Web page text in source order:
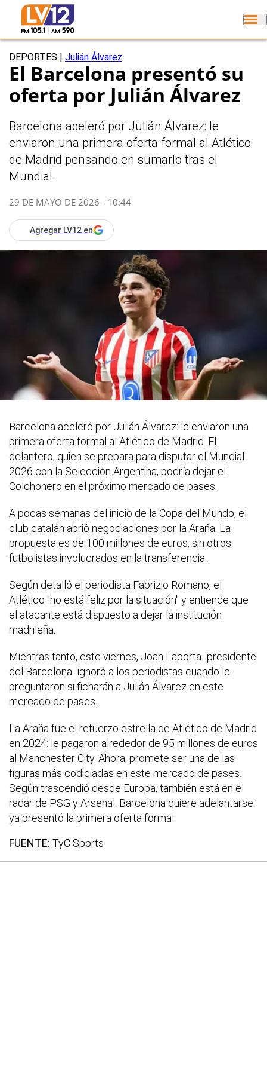
DEPORTES Julián Álvarez
El Barcelona presentó su
oferta por Julián Álvarez
Barcelona aceleró por Julián Álvarez: le
enviaron una primera oferta formal al Atlético
de Madrid pensando en sumarlo tras el
Mundial.
29 DE MAYO DE 2026 - 10:44
Agregar LV12 en
Barcelona aceleró por Julián Álvarez: le enviaron una
primera oferta formal al Atlético de Madrid. El
delantero, quien se prepara para disputar el Mundial
2026 con la Selección Argentina, podría dejar el
Colchonero en el próximo mercado de pases.
A pocas semanas del inicio de la Copa del Mundo, el
club catalán abrió negociaciones por la Araña. La
propuesta es de 100 millones de euros, sin otros
futbolistas involucrados en la transferencia.
Según detalló el periodista Fabrizio Romano, el
Atlético "no está feliz por la situación" y entiende que
el atacante está dispuesto a dejar la institución
madrileña.
Mientras tanto, este viernes, Joan Laporta -presidente
del Barcelona- ignoró a los periodistas cuando le
preguntaron si ficharán a Julián Álvarez en este
mercado de pases.
La Araña fue el refuerzo estrella de Atlético de Madrid
en 2024: le pagaron alrededor de 95 millones de euros
al Manchester City. Ahora, promete ser una de las
figuras más codiciadas en este mercado de pases.
Según trascendió desde Europa, también está en el
radar de PSG y Arsenal. Barcelona quiere adelantarse:
ya presentó la primera oferta formal.
FUENTE: TyC Sports